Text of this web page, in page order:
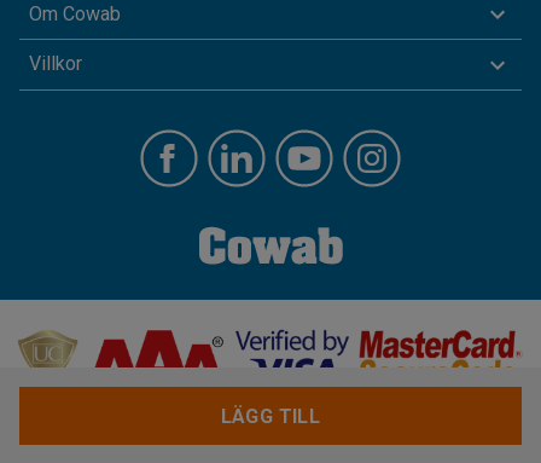
Om Cowab
Villkor
LÄGG TILL